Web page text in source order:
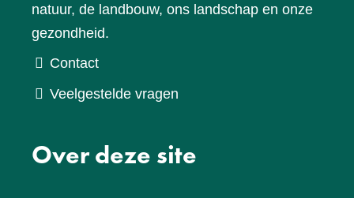
natuur, de landbouw, ons landschap en onze
gezondheid.
Contact
Veelgestelde vragen
Over deze site